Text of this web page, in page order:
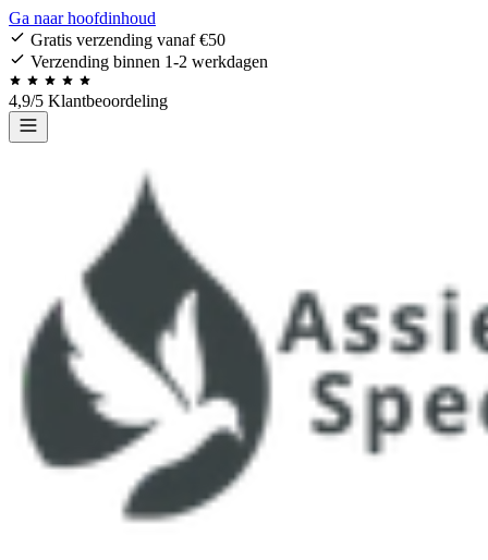
Ga naar hoofdinhoud
Gratis verzending vanaf €50
Verzending binnen 1-2 werkdagen
4,9/5 Klantbeoordeling